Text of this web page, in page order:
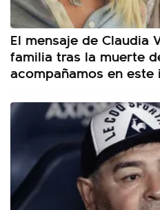
El mensaje de Claudia
familia tras la muerte
acompañamos en